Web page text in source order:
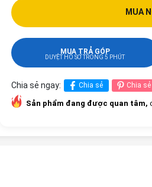
MUA
MUA TRẢ GÓP
DUYỆT HỒ SƠ TRONG 5 PHÚT
Chia sẻ ngay: Chia sẻ Chia sẻ
Sản phẩm đang được quan tâm,